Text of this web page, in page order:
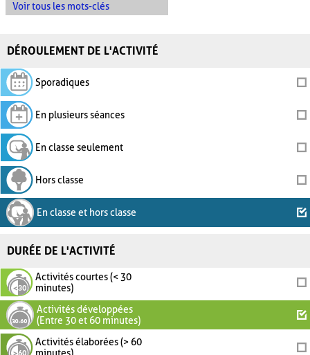
Voir tous les mots-clés
DÉROULEMENT DE L'ACTIVITÉ
Sporadiques
En plusieurs séances
En classe seulement
Hors classe
En classe et hors classe
DURÉE DE L'ACTIVITÉ
Activités courtes (< 30
minutes)
Activités développées
(Entre 30 et 60 minutes)
Activités élaborées (> 60